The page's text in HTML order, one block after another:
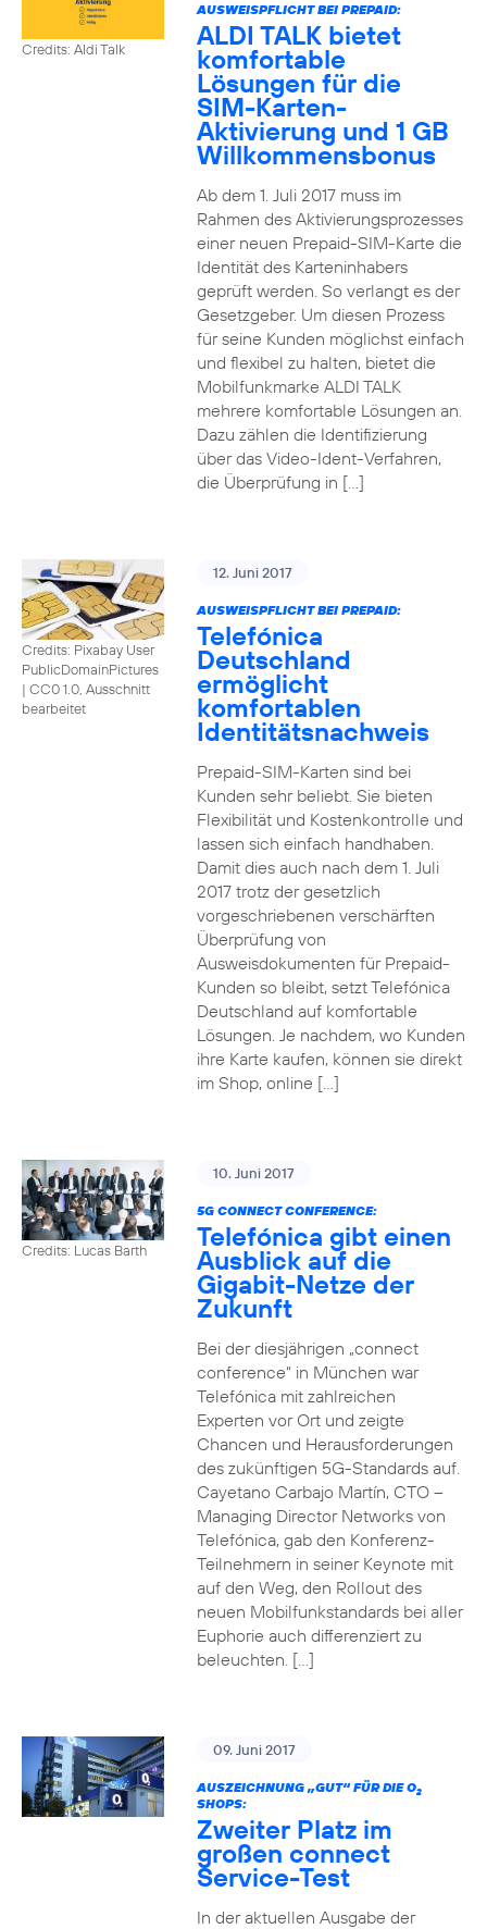
Credits: Aldi Talk
AUSWEISPFLICHT BEI PREPAID:
ALDI TALK bietet
komfortable
Lösungen für die
SIM-Karten-
Aktivierung und 1 GB
Willkommensbonus
Ab dem 1. Juli 2017 muss im
Rahmen des Aktivierungsprozesses
einer neuen Prepaid-SIM-Karte die
Identität des Karteninhabers
geprüft werden. So verlangt es der
Gesetzgeber. Um diesen Prozess
für seine Kunden möglichst einfach
und flexibel zu halten, bietet die
Mobilfunkmarke ALDI TALK
mehrere komfortable Lösungen an.
Dazu zählen die Identifizierung
über das Video-Ident-Verfahren,
die Überprüfung in […]
Credits: Pixabay User
PublicDomainPictures
| CC0 1.0, Ausschnitt
bearbeitet
12. Juni 2017
AUSWEISPFLICHT BEI PREPAID:
Telefónica
Deutschland
ermöglicht
komfortablen
Identitätsnachweis
Prepaid-SIM-Karten sind bei
Kunden sehr beliebt. Sie bieten
Flexibilität und Kostenkontrolle und
lassen sich einfach handhaben.
Damit dies auch nach dem 1. Juli
2017 trotz der gesetzlich
vorgeschriebenen verschärften
Überprüfung von
Ausweisdokumenten für Prepaid-
Kunden so bleibt, setzt Telefónica
Deutschland auf komfortable
Lösungen. Je nachdem, wo Kunden
ihre Karte kaufen, können sie direkt
im Shop, online […]
Credits: Lucas Barth
10. Juni 2017
5G CONNECT CONFERENCE:
Telefónica gibt einen
Ausblick auf die
Gigabit-Netze der
Zukunft
Bei der diesjährigen „connect
conference“ in München war
Telefónica mit zahlreichen
Experten vor Ort und zeigte
Chancen und Herausforderungen
des zukünftigen 5G-Standards auf.
Cayetano Carbajo Martín, CTO –
Managing Director Networks von
Telefónica, gab den Konferenz-
Teilnehmern in seiner Keynote mit
auf den Weg, den Rollout des
neuen Mobilfunkstandards bei aller
Euphorie auch differenziert zu
beleuchten. […]
09. Juni 2017
AUSZEICHNUNG „GUT“ FÜR DIE O2
SHOPS:
Zweiter Platz im
großen connect
Service-Test
In der aktuellen Ausgabe der